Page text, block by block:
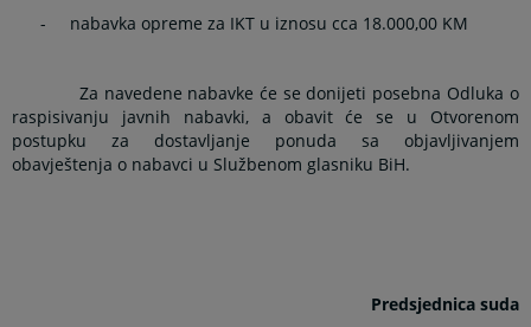
-
nabavka opreme za IKT u iznosu cca 18.000,00 KM
Za navedene nabavke će se donijeti posebna Odluka o
raspisivanju javnih nabavki, a obavit će se u Otvorenom
postupku za dostavljanje ponuda sa objavljivanjem
obavještenja o nabavci u Službenom glasniku BiH.
Predsjednica suda